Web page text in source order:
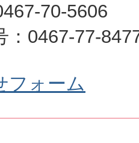
70-5606
：0467-77-
フォーム